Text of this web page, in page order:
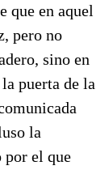
que en aquel
pero no
sino en
puerta de la
la
por el que